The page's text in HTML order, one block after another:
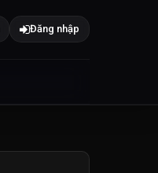
Đăng nhập